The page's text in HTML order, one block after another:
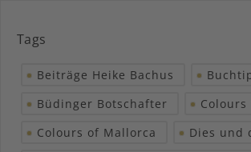
Tags
Beiträge Heike Bachus
Büdinger Botschafter
Colours
Colours of Mallorca
Dies und